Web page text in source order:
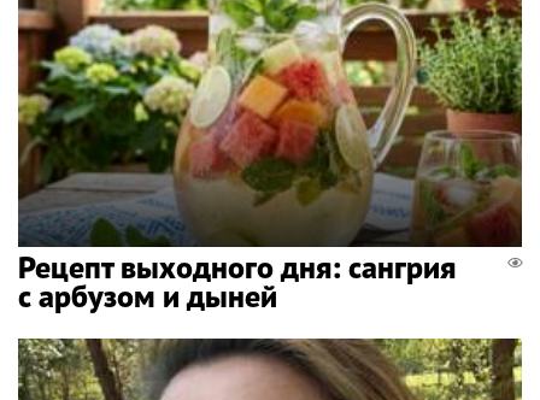
Рецепт выходного дня: сангрия
с арбузом и дыней